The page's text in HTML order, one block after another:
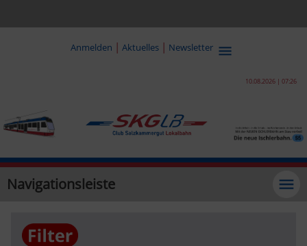
Anmelden | Aktuelles | Newsletter
10.08.2026 | 07:26
Navigationsleiste